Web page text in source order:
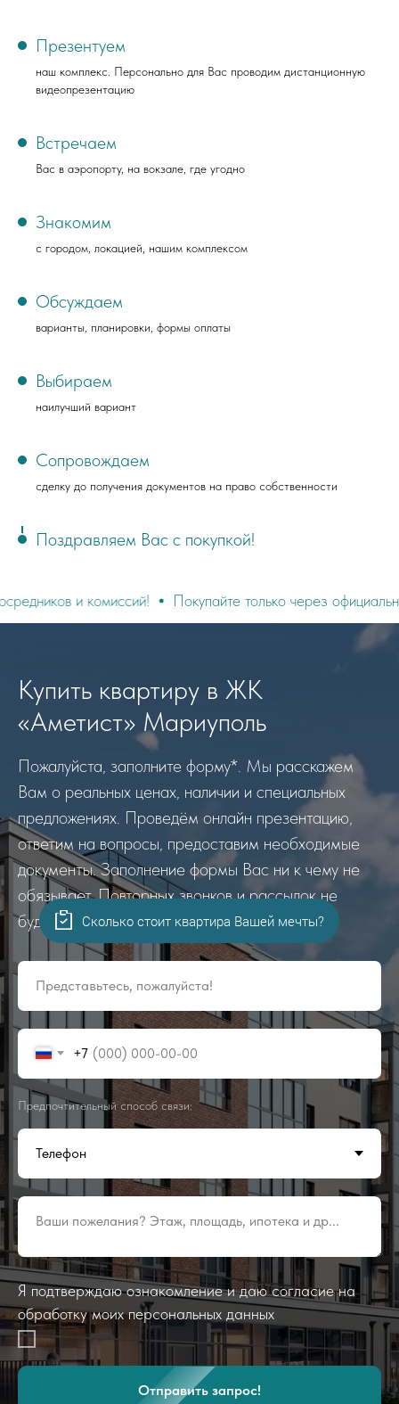
Презентуем
наш комплекс. Персонально для Вас проводим дистанционную
видеопрезентацию
Встречаем
Вас в аэропорту, на вокзале, где угодно
Знакомим
с городом, локацией, нашим комплексом
Обсуждаем
варианты, планировки, формы оплаты
Выбираем
наилучший вариант
Сопровождаем
сделку до получения документов на право собственности
Поздравляем Вас с покупкой!
и комиссий! Покупайте только через официальный сайт
Купить квартиру в ЖК
«Аметист» Мариуполь
Пожалуйста, заполните форму*. Мы расскажем
Вам о реальных ценах, наличии и специальных
предложениях. Проведём онлайн презентацию,
ответим на вопросы, предоставим необходимые
документы. Заполнение формы Вас ни к чему не
обязывает. Повторных звонков и рассылок не
будет. Гарантируем!
Представьтесь, пожалуйста!
+7
Предпочтительный способ связи:
Ваши пожелания? Этаж, площадь, ипотека и др...
Я подтверждаю ознакомление и даю согласие на
обработку моих персональных данных
Отправить запрос!
Сколько стоит квартира Вашей мечты?